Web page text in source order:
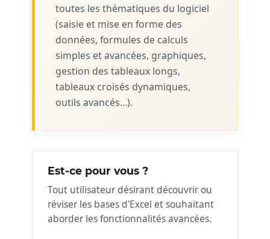
toutes les thématiques du logiciel
(saisie et mise en forme des
données, formules de calculs
simples et avancées, graphiques,
gestion des tableaux longs,
tableaux croisés dynamiques,
outils avancés…).
Est-ce pour vous ?
Tout utilisateur désirant découvrir ou
réviser les bases d'Excel et souhaitant
aborder les fonctionnalités avancées.